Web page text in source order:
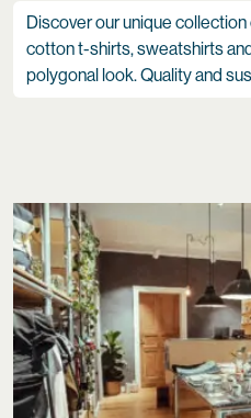
Discover our unique
cotton t-shirts, sweatshirts
polygonal look. Quality and